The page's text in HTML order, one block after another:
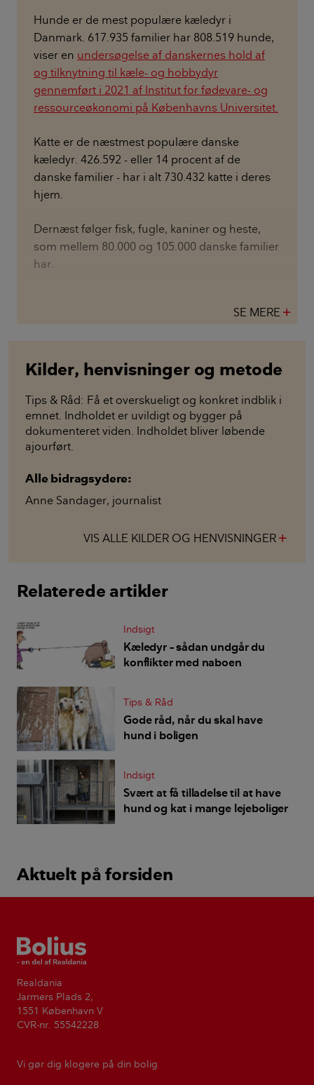
Hunde er de mest populære kæledyr i
Danmark. 617.935 familier har 808.519 hunde,
viser en undersøgelse af danskernes hold af
og tilknytning til kæle- og hobbydyr
gennemført i 2021 af Institut for fødevare- og
ressourceøkonomi på Københavns Universitet.
Katte er de næstmest populære danske
kæledyr. 426.592 - eller 14 procent af de
danske familier - har i alt 730.432 katte i deres
hjem.
Dernæst følger fisk, fugle, kaniner og heste,
som mellem 80.000 og 105.000 danske familier
har.
SE MERE
Kilder, henvisninger og metode
Tips & Råd: Få et overskueligt og konkret indblik i
emnet. Indholdet er uvildigt og bygger på
dokumenteret viden. Indholdet bliver løbende
ajourført.
Alle bidragsydere:
Anne Sandager, journalist
VIS ALLE KILDER OG HENVISNINGER
Relaterede artikler
Indsigt
Kæledyr – sådan undgår du
konflikter med naboen
Tips & Råd
Gode råd, når du skal have
hund i boligen
Indsigt
Svært at få tilladelse til at have
hund og kat i mange lejeboliger
Aktuelt på forsiden
Bolius
Realdania
Jarmers Plads 2,
1551 København V
CVR-nr. 55542228
Vi gør dig klogere på din bolig